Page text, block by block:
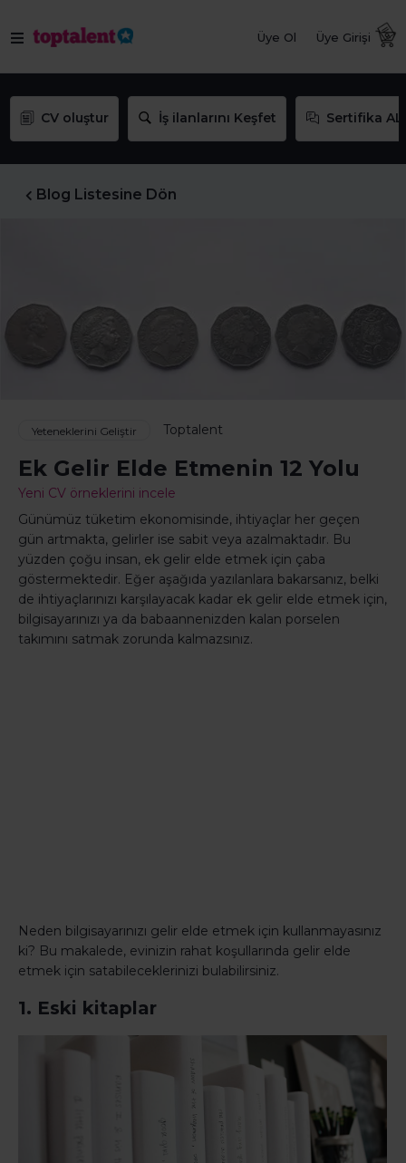
Üye Ol Üye Girişi
CV oluştur İş ilanlarını Keşfet Sertifika AL
Blog Listesine Dön
Yeteneklerini Geliştir Toptalent
Ek Gelir Elde Etmenin 12 Yolu
Yeni CV örneklerini incele
Günümüz tüketim ekonomisinde, ihtiyaçlar her geçen
gün artmakta, gelirler ise sabit veya azalmaktadır. Bu
yüzden çoğu insan, ek gelir elde etmek için çaba
göstermektedir. Eğer aşağıda yazılanlara bakarsanız, belki
de ihtiyaçlarınızı karşılayacak kadar ek gelir elde etmek için,
bilgisayarınızı ya da babaannenizden kalan porselen
takımını satmak zorunda kalmazsınız.
Neden bilgisayarınızı gelir elde etmek için kullanmayasınız
ki? Bu makalede, evinizin rahat koşullarında gelir elde
etmek için satabileceklerinizi bulabilirsiniz.
1. Eski kitaplar